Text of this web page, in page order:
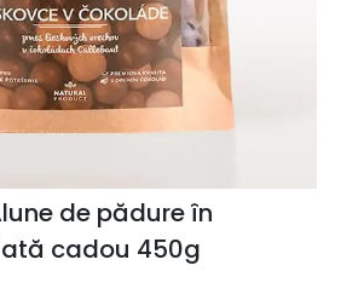
de pădure în
cadou 450g